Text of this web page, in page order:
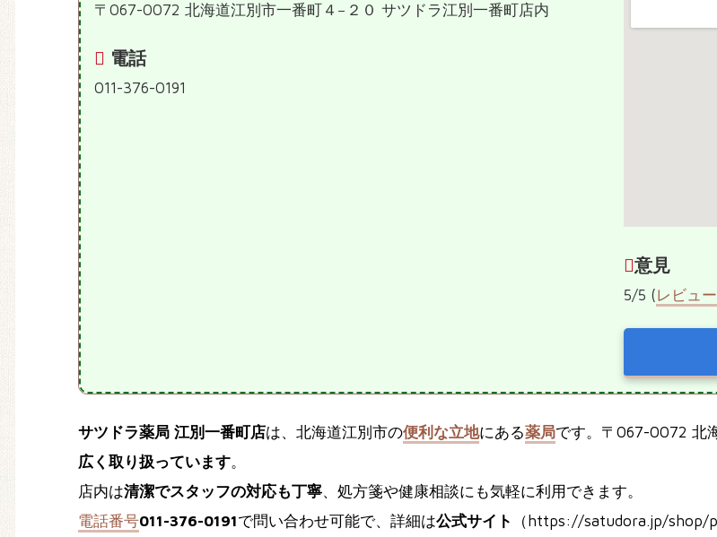
〒067-0072 北海道江別市一番町４−２０ サツドラ江別一番町店内
電話
011-376-0191
意見
5/5 (レビュ
サツドラ薬局 江別一番町店は、北海道江別市の便利な立地にある薬局です。〒067-0072 北
広く取り扱っています。
店内は清潔でスタッフの対応も丁寧、処方箋や健康相談にも気軽に利用できます。
電話番号011-376-0191で問い合わせ可能で、詳細は公式サイト
（https://satudora.jp/shop/